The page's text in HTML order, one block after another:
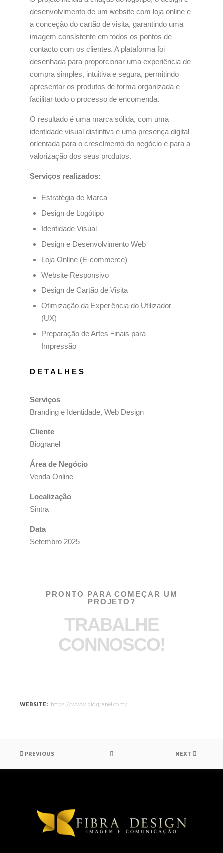
desenvolvimento de um website com loja online e
a conceção do cartão de visita, garantindo uma
imagem consistente em todos os pontos de
contacto com os clientes. A plataforma foi
desenhada para proporcionar uma experiência de
compra simples, intuitiva e segura, permitindo
apresentar os produtos de forma organizada e
facilitar todo o processo de encomenda.
O resultado é uma marca sólida, com uma
identidade visual distintiva e uma presença digital
orientada para o crescimento do negócio e para a
valorização dos seus produtos.
Serviços realizados:
Estratégia de Marca
Design de Logótipo
Identidade Visual
Design e Desenvolvimento Web
Loja Online (E-commerce)
Website Responsivo
Design de Cartão de Visita
Otimização da Experiência do Utilizador
(UX)
Preparação de Artes Finais para
Impressão
DETALHES
Serviços
Branding e Identidade, Web Design
Cliente
Biogranel
Área de Negócio
Venda Online
Localização
Sintra
Data
Setembro 2025
PRONTO PARA COMEÇAR UM
PROJETO?
TRABALHE
CONNOSCO!
WEBSITE https://www.biogranel.com/
PREVIOUS NEXT